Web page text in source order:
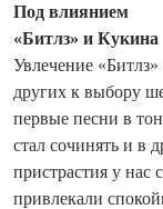
Под влиянием
«Битлз» и Кукина
Увлечение
других к выбору
первые песни в
стал сочинять и в
пристрастия у
привлекали